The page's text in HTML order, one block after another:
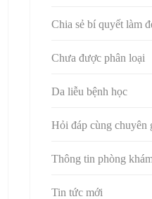
Chia sẻ bí quyết làm
Chưa được phân loại
Da liễu bệnh học
Hỏi đáp cùng chuyên
Thông tin phòng
Tin tức mới